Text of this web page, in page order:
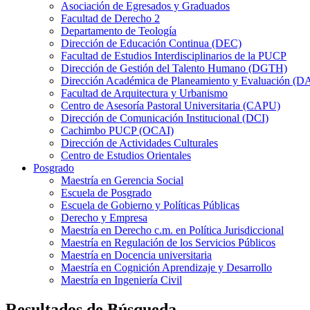
Asociación de Egresados y Graduados
Facultad de Derecho 2
Departamento de Teología
Dirección de Educación Continua (DEC)
Facultad de Estudios Interdisciplinarios de la PUCP
Dirección de Gestión del Talento Humano (DGTH)
Dirección Académica de Planeamiento y Evaluación
Facultad de Arquitectura y Urbanismo
Centro de Asesoría Pastoral Universitaria (CAPU)
Dirección de Comunicación Institucional (DCI)
Cachimbo PUCP (OCAI)
Dirección de Actividades Culturales
Centro de Estudios Orientales
Posgrado
Maestría en Gerencia Social
Escuela de Posgrado
Escuela de Gobierno y Políticas Públicas
Derecho y Empresa
Maestría en Derecho c.m. en Política Jurisdiccional
Maestría en Regulación de los Servicios Públicos
Maestría en Docencia universitaria
Maestría en Cognición Aprendizaje y Desarrollo
Maestría en Ingeniería Civil